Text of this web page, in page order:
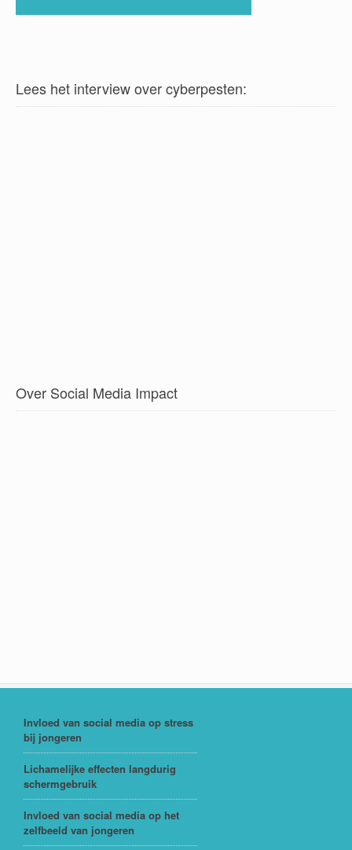
Lees het interview over cyberpesten:
Over Social Media Impact
Invloed van social media op stress
bij jongeren
Lichamelijke effecten langdurig
schermgebruik
Invloed van social media op het
zelfbeeld van jongeren